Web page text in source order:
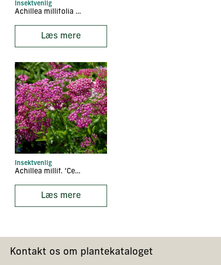
Insektvenlig
Achillea millifolia ‘Lachsschönheit’
Læs mere
Insektvenlig
Achillea millif. ‘Cer. Queen’
Læs mere
Kontakt os om plantekataloget